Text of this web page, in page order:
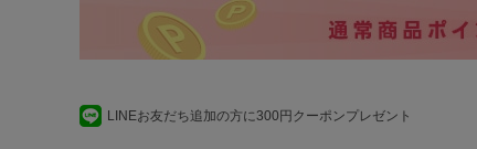
LINEお友だち追加の方に300円クーポンプレゼント